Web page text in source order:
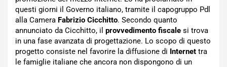
questi giorni il Governo italiano, tramite il capogruppo Pdl
alla Camera Fabrizio Cicchitto. Secondo quanto
annunciato da Cicchitto, il provvedimento fiscale si trova
in una fase avanzata di progettazione. Lo scopo di questo
progetto consiste nel favorire la diffusione di Internet tra
le famiglie italiane che ancora non dispongono di un